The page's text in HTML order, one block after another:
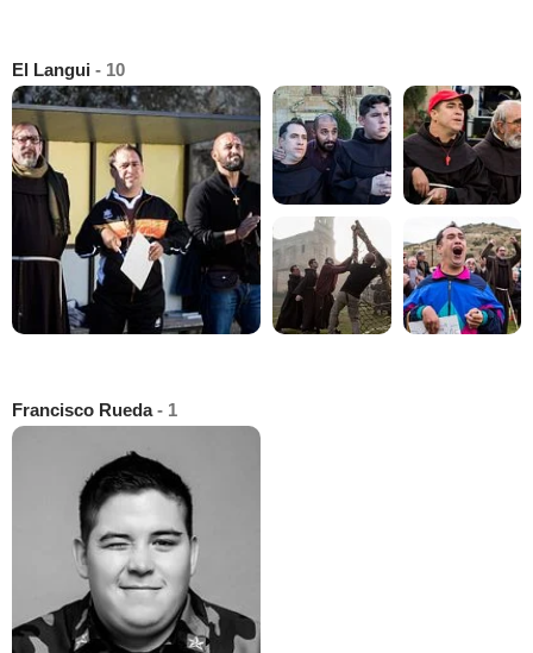
El Langui - 10
Francisco Rueda- 1